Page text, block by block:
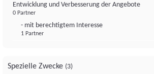
Entwicklung und Verbesserung der Angebote
0 Partner
- mit berechtigtem Interesse
1 Partner
Spezielle Zwecke (3)